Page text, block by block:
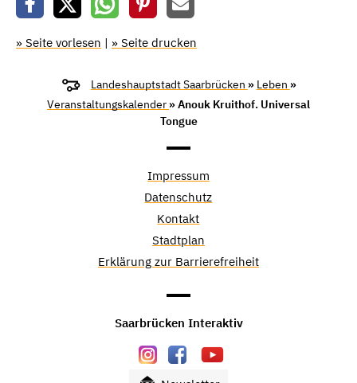
» Seite vorlesen | » Seite drucken
Landeshauptstadt Saarbrücken » Leben »
Veranstaltungskalender » Anouk Kruithof. Universal
Tongue
Impressum
Datenschutz
Kontakt
Stadtplan
Erklärung zur Barrierefreiheit
Saarbrücken Interaktiv